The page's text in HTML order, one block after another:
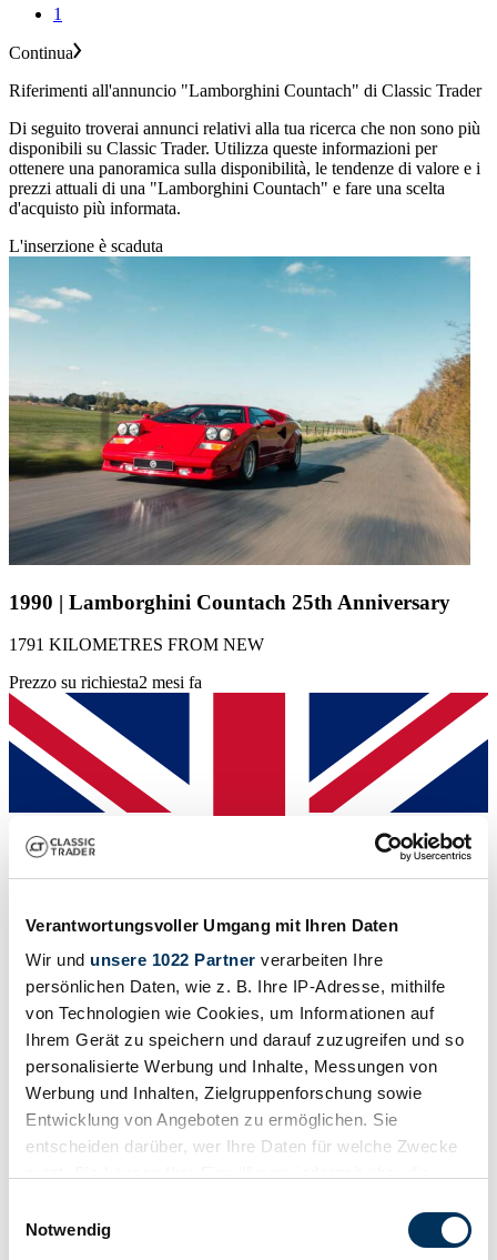
Verantwortungsvoller Umgang mit Ihren Daten
Wir und unsere 1022 Partner verarbeiten Ihre
persönlichen Daten, wie z. B. Ihre IP-Adresse, mithilfe
von Technologien wie Cookies, um Informationen auf
Ihrem Gerät zu speichern und darauf zuzugreifen und so
personalisierte Werbung und Inhalte, Messungen von
Werbung und Inhalten, Zielgruppenforschung sowie
Entwicklung von Angeboten zu ermöglichen. Sie
entscheiden darüber, wer Ihre Daten für welche Zwecke
Trigger Symbol ändern oder widerrufen
Notwendig
1
Continua
Riferimenti all'annuncio "Lamborghini Countach" di Classic Trader
Di seguito troverai annunci relativi alla tua ricerca che non sono più
disponibili su Classic Trader. Utilizza queste informazioni per
ottenere una panoramica sulla disponibilità, le tendenze di valore e i
prezzi attuali di una "Lamborghini Countach" e fare una scelta
d'acquisto più informata.
L'inserzione è scaduta
1990 | Lamborghini Countach 25th Anniversary
1791 KILOMETRES FROM NEW
Prezzo su richiesta2 mesi fa
Venditore
Tipo carrozzeria
Chilometraggio (lettura)
1791 km